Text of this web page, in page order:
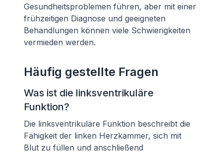
Gesundheitsproblemen führen, aber mit einer
frühzeitigen Diagnose und geeigneten
Behandlungen können viele Schwierigkeiten
vermieden werden.
Häufig gestellte Fragen
Was ist die linksventrikuläre
Funktion?
Die linksventrikuläre Funktion beschreibt die
Fähigkeit der linken Herzkammer, sich mit
Blut zu füllen und anschließend